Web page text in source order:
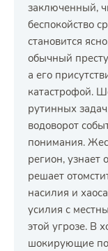
заключенный,
беспокойство
становится
обычный
а его
катастрофой.
рутинных
водоворот
понимания.
регион, узнает
решает
насилия и
усилия с
этой угрозе. В
шокирующие